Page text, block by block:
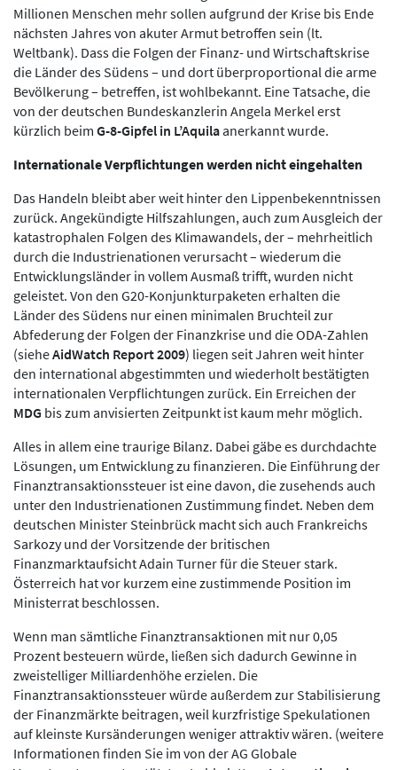
Millionen Menschen mehr sollen aufgrund der Krise bis Ende
nächsten Jahres von akuter Armut betroffen sein (lt.
Weltbank). Dass die Folgen der Finanz- und Wirtschaftskrise
die Länder des Südens – und dort überproportional die arme
Bevölkerung – betreffen, ist wohlbekannt. Eine Tatsache, die
von der deutschen Bundeskanzlerin Angela Merkel erst
kürzlich beim G-8-Gipfel in L’Aquilaanerkannt wurde.
Internationale Verpflichtungen werden nicht eingehalten
Das Handeln bleibt aber weit hinter den Lippenbekenntnissen
zurück. Angekündigte Hilfszahlungen, auch zum Ausgleich der
katastrophalen Folgen des Klimawandels, der – mehrheitlich
durch die Industrienationen verursacht – wiederum die
Entwicklungsländer in vollem Ausmaß trifft, wurden nicht
geleistet. Von den G20-Konjunkturpaketen erhalten die
Länder des Südens nur einen minimalen Bruchteil zur
Abfederung der Folgen der Finanzkrise und die ODA-Zahlen
(sieheAidWatch Report 2009) liegen seit Jahren weit hinter
den international abgestimmten und wiederholt bestätigten
internationalen Verpflichtungen zurück. Ein Erreichen der
MDG bis zum anvisierten Zeitpunkt ist kaum mehr möglich.
Alles in allem eine traurige Bilanz. Dabei gäbe es durchdachte
Lösungen, um Entwicklung zu finanzieren. Die Einführung der
Finanztransaktionssteuer ist eine davon, die zusehends auch
unter den Industrienationen Zustimmung findet. Neben dem
deutschen Minister Steinbrück macht sich auch Frankreichs
Sarkozy und der Vorsitzende der britischen
Finanzmarktaufsicht Adain Turner für die Steuer stark.
Österreich hat vor kurzem eine zustimmende Position im
Ministerrat beschlossen.
Wenn man sämtliche Finanztransaktionen mit nur 0,05
Prozent besteuern würde, ließen sich dadurch Gewinne in
zweistelliger Milliardenhöhe erzielen. Die
Finanztransaktionssteuer würde außerdem zur Stabilisierung
der Finanzmärkte beitragen, weil kurzfristige Spekulationen
auf kleinste Kursänderungen weniger attraktiv wären. (weitere
Informationen finden Sie im von der AG Globale